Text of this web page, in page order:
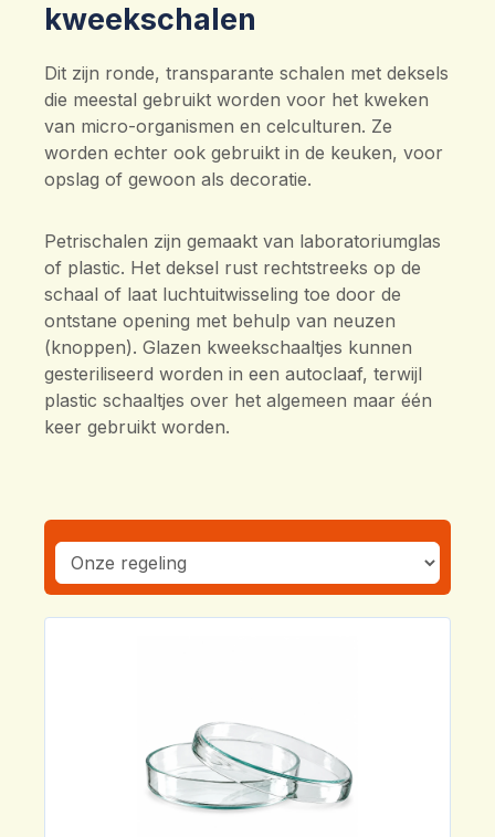
kweekschalen
Dit zijn ronde, transparante schalen met deksels
die meestal gebruikt worden voor het kweken
van micro-organismen en celculturen. Ze
worden echter ook gebruikt in de keuken, voor
opslag of gewoon als decoratie.
Petrischalen zijn gemaakt van laboratoriumglas
of plastic. Het deksel rust rechtstreeks op de
schaal of laat luchtuitwisseling toe door de
ontstane opening met behulp van neuzen
(knoppen). Glazen kweekschaaltjes kunnen
gesteriliseerd worden in een autoclaaf, terwijl
plastic schaaltjes over het algemeen maar één
keer gebruikt worden.